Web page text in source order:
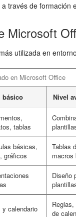
través de formación
Microsoft
utilizada en
en Microsoft Office
básico Nivel
tablas
básicas,
gráficos
Tablas
macros
Diseño
y calendario
de